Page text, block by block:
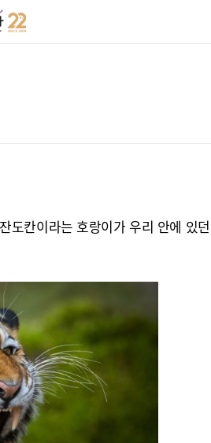
칸이라는 호랑이가 우리 안에 있